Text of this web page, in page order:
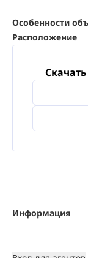
Особенности
Расположение
Информация